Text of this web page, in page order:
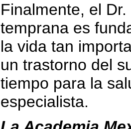
Finalmente, el
temprana es
la vida tan
un trastorno del
tiempo para la
especialista.